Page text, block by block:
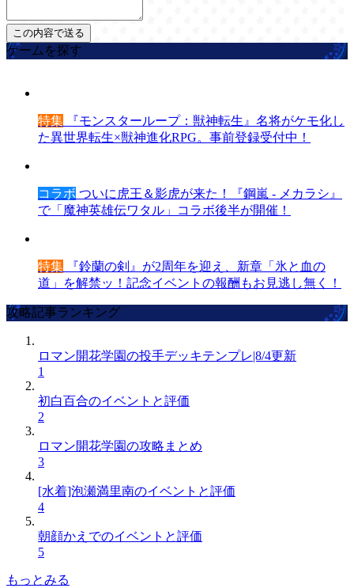
ゲームを探す
特集 『モンスターループ：獣神転生』名将がケモ化し
た異世界転生×獣神進化RPG。事前登録受付中！
コラボ ついに虎王＆影虎が来た！『鋼嵐 - メカラシ』
で「魔神英雄伝ワタル」コラボ後半が開催！
特集 『鈴蘭の剣』が2周年を迎え、新章「氷と血の
道」を解禁ッ！記念イベントの報酬もお見逃し無く！
攻略記事ランキング
ロマン開花学園の投手デッキテンプレ|8/4更新
1
初白百合のイベントと評価
2
ロマン開花学園の攻略まとめ
3
[水着]泡瀬満里南のイベントと評価
4
朝顔かえでのイベントと評価
5
もっとみる